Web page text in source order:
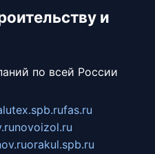
и
по всей России
fas.ru
novoizol.ru
orakul.spb.ru